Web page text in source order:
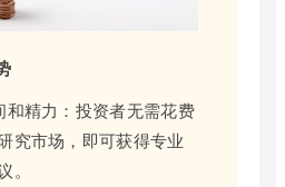
和精力：投资者无需花费
究市场，即可获得专业
。